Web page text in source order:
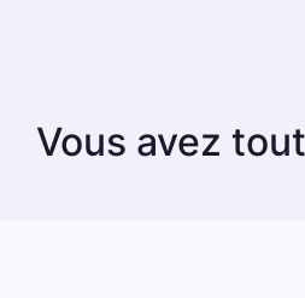
Vous avez